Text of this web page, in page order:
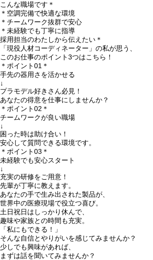
こんな職場です＊
＊空調完備で快適な環境
＊チームワーク抜群で安心
＊未経験でも丁寧に指導
採用担当のわたしから伝えたい＊
「現役人材コーディネーター」の私が思う、
このお仕事のポイント3つはこちら！
＊ポイント01＊
手先の器用さを活かせる
↓
プラモデル好きさん必見！
あなたの得意を仕事にしませんか？
＊ポイント02＊
チームワークが良い職場
↓
困った時は助け合い！
安心して質問できる環境です。
＊ポイント03＊
未経験でも安心スタート
↓
充実の研修をご用意！
先輩が丁寧に教えます。
あなたの手で生み出された製品が、
世界中の医療現場で役立つ喜び。
土日祝日はしっかり休んで、
趣味や家族との時間も充実。
「私にもできる！」
そんな自信とやりがいを感じてみませんか？
少しでも興味があれば、
まずは話を聞いてみませんか？